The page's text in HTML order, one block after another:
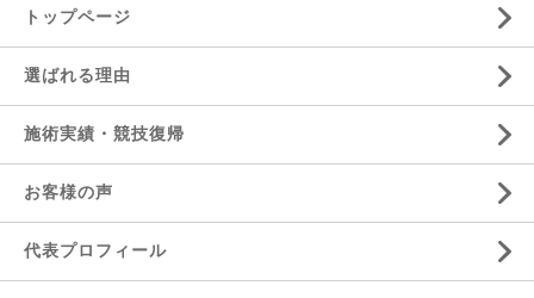
トップページ
選ばれる理由
施術実績・競技復帰
お客様の声
代表プロフィール